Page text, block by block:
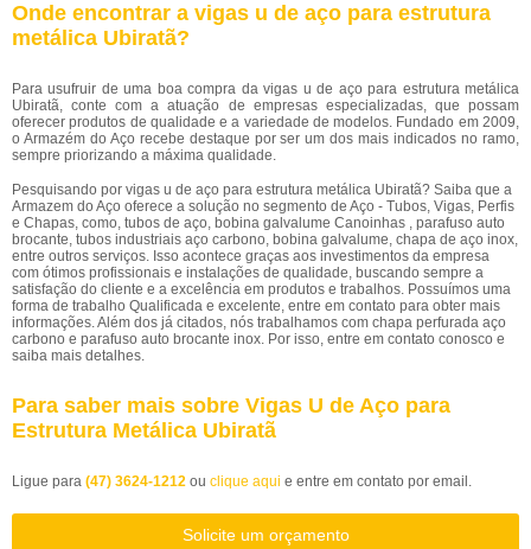
Onde encontrar a vigas u de aço para estrutura
metálica Ubiratã?
Para usufruir de uma boa compra da vigas u de aço para estrutura metálica
Ubiratã, conte com a atuação de empresas especializadas, que possam
oferecer produtos de qualidade e a variedade de modelos. Fundado em 2009,
o Armazém do Aço recebe destaque por ser um dos mais indicados no ramo,
sempre priorizando a máxima qualidade.
Pesquisando por vigas u de aço para estrutura metálica Ubiratã? Saiba que a
Armazem do Aço oferece a solução no segmento de Aço - Tubos, Vigas, Perfis
e Chapas, como, tubos de aço, bobina galvalume Canoinhas , parafuso auto
brocante, tubos industriais aço carbono, bobina galvalume, chapa de aço inox,
entre outros serviços. Isso acontece graças aos investimentos da empresa
com ótimos profissionais e instalações de qualidade, buscando sempre a
satisfação do cliente e a excelência em produtos e trabalhos. Possuímos uma
forma de trabalho Qualificada e excelente, entre em contato para obter mais
informações. Além dos já citados, nós trabalhamos com chapa perfurada aço
carbono e parafuso auto brocante inox. Por isso, entre em contato conosco e
saiba mais detalhes.
Para saber mais sobre Vigas U de Aço para
Estrutura Metálica Ubiratã
Ligue para (47) 3624-1212 ou clique aqui e entre em contato por email.
Solicite um orçamento